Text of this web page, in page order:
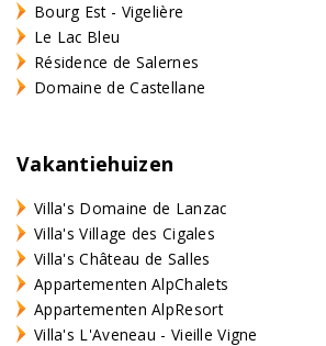
Bourg Est - Vigelière
Le Lac Bleu
Résidence de Salernes
Domaine de Castellane
Vakantiehuizen
Villa's Domaine de Lanzac
Villa's Village des Cigales
Villa's Château de Salles
Appartementen AlpChalets
Appartementen AlpResort
Villa's L'Aveneau - Vieille Vigne